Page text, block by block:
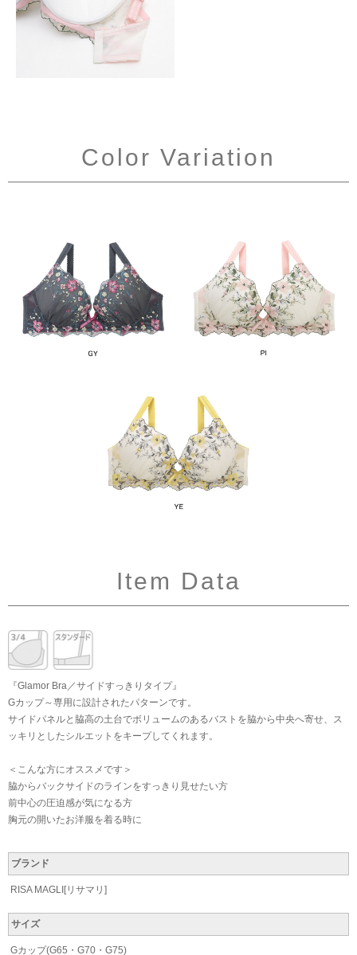
Color Variation
Item Data
『Glamor Bra／サイドすっきりタイプ』
Gカップ～専用に設計されたパターンです。
サイドパネルと脇高の土台でボリュームのあるバストを脇から中央へ寄せ、ス
ッキリとしたシルエットをキープしてくれます。
＜こんな方にオススメです＞
脇からバックサイドのラインをすっきり見せたい方
前中心の圧迫感が気になる方
胸元の開いたお洋服を着る時に
ブランド
RISA MAGLI[リサマリ]
サイズ
Gカップ(G65・G70・G75)